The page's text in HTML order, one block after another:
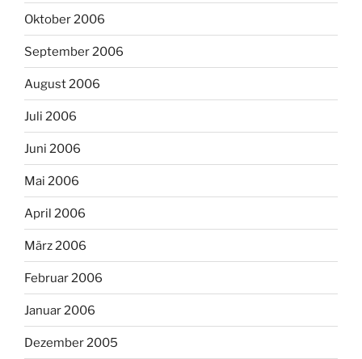
Oktober 2006
September 2006
August 2006
Juli 2006
Juni 2006
Mai 2006
April 2006
März 2006
Februar 2006
Januar 2006
Dezember 2005